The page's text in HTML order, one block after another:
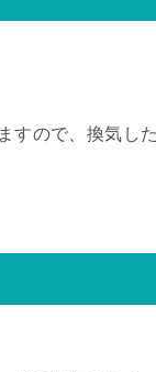
すので、換気し